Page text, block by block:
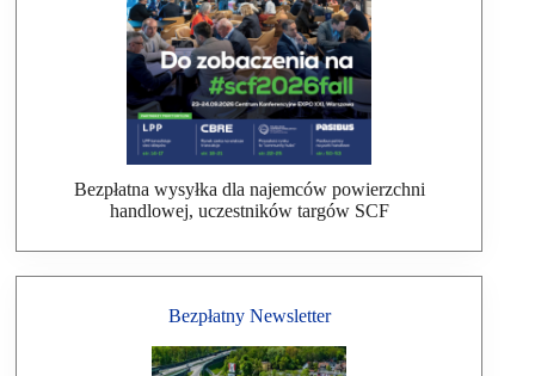
Bezpłatna wysyłka dla najemców powierzchni
handlowej, uczestników targów SCF
Bezpłatny Newsletter